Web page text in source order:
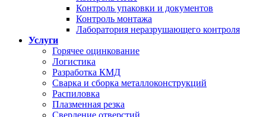
Контроль упаковки и документов
Контроль монтажа
Лаборатория неразрушающего контроля
Услуги
Горячее оцинкование
Логистика
Разработка КМД
Сварка и сборка металлоконструкций
Распиловка
Плазменная резка